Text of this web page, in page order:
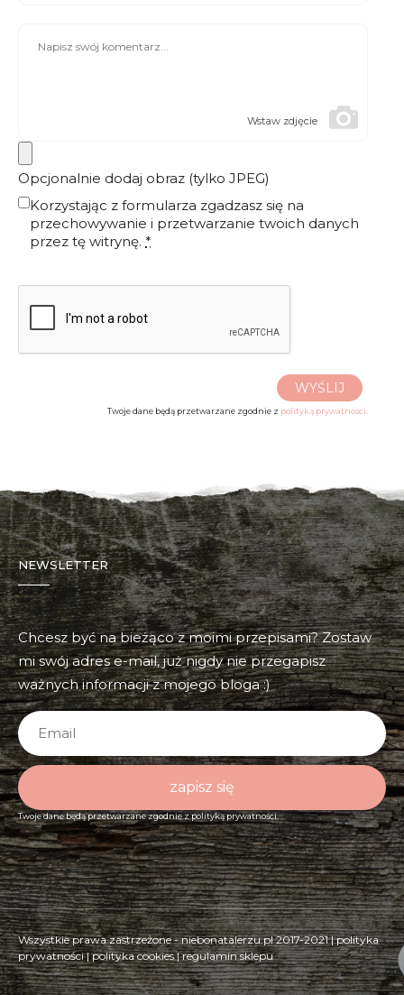
Wstaw zdjęcie
Opcjonalnie dodaj obraz (tylko JPEG)
Korzystając z formularza zgadzasz się na
przechowywanie i przetwarzanie twoich danych
przez tę witrynę. *
WYŚLIJ
Twoje dane będą przetwarzane zgodnie z polityką prywatności.
NEWSLETTER
Chcesz być na bieżąco z moimi przepisami? Zostaw
mi swój adres e-mail, już nigdy nie przegapisz
ważnych informacji z mojego bloga :)
zapisz się
Twoje dane będą przetwarzane zgodnie zpolityką prywatności.
Wszystkie prawa zastrzeżone - niebonatalerzu.pl 2017-2021 |polityka
prywatności|polityka cookies|regulamin sklepu